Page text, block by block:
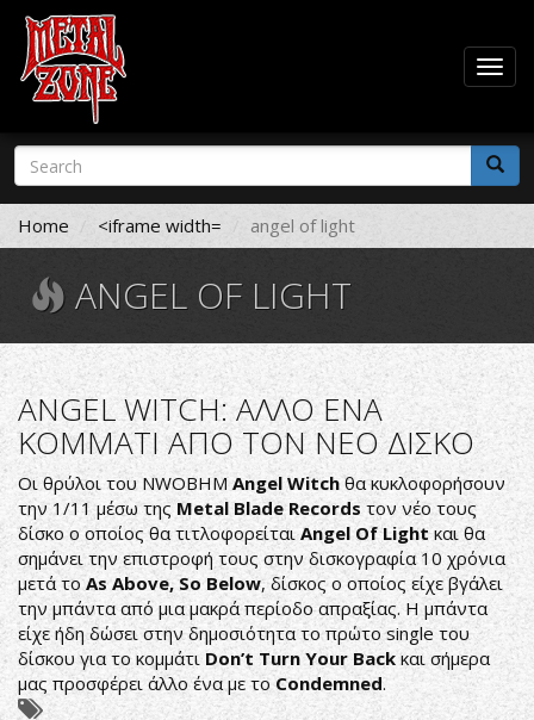
Skip
main
content
Search
form
Search
Home <iframe width= angel of light
ANGEL OF LIGHT
ANGEL WITCH: ΑΛΛΟ ΕΝΑ
ΚΟΜΜΑΤΙ ΑΠΟ ΤΟΝ ΝΕΟ ΔΙΣΚΟ
Οι θρύλοι του NWOBHMAngel Witchθα κυκλοφορήσουν
την 1/11 μέσω τηςMetal Blade Records τον νέο τους
δίσκο ο οποίος θα τιτλοφορείταιAngel Of Lightκαι θα
σημάνει την επιστροφή τους στην δισκογραφία 10 χρόνια
μετά τοAs Above, So Below, δίσκος ο οποίος είχε βγάλει
την μπάντα από μια μακρά περίοδο απραξίας. Η μπάντα
είχε ήδη δώσει στην δημοσιότητα το πρώτο single του
δίσκου για το κομμάτι Don’t Turn Your Back και σήμερα
μας προσφέρει άλλο ένα με τοCondemned.